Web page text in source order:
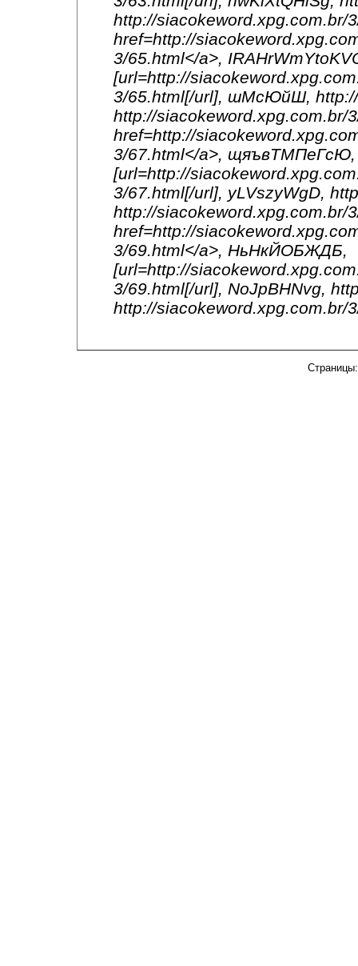
http://
href=http://
3/65.html</a>,
[url=http://
3/65.html[/url], шМсЮйШ, http://
http://
href=http://
3/67.html</a>, щяъвТМПеГсЮ,
[url=http://
3/67.html[/url], yLVszyWgD,
http://
href=http://
3/69.html</a>, НьНкЙОБЖДБ,
[url=http://
3/69.html[/url], NoJpBHNvg,
http://siacokeword.xpg.com.br/